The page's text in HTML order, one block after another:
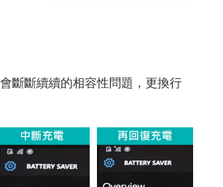
斷斷續續的相容性問題，更換行